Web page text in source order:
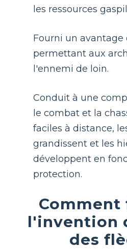
les ressources
Fourni un avantage
permettant aux
l'ennemi de loin.
Conduit à une
le combat et la
faciles à distance,
grandissent et les
développent en
protection.
Comment
l'invention
des